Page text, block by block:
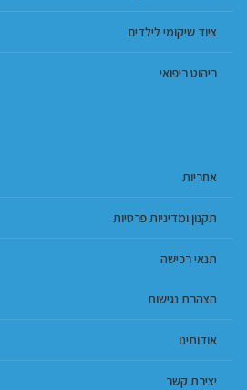
ציוד שיקומי לילדים
ריהוט ריפואי
אחריות
תקנון ומדיניות פרטיות
תנאי רכישה
הצהרת נגישות
אודותינו
יצירת קשר